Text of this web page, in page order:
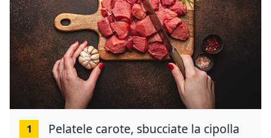
1
Pelatele carote, sbucciate la cipolla